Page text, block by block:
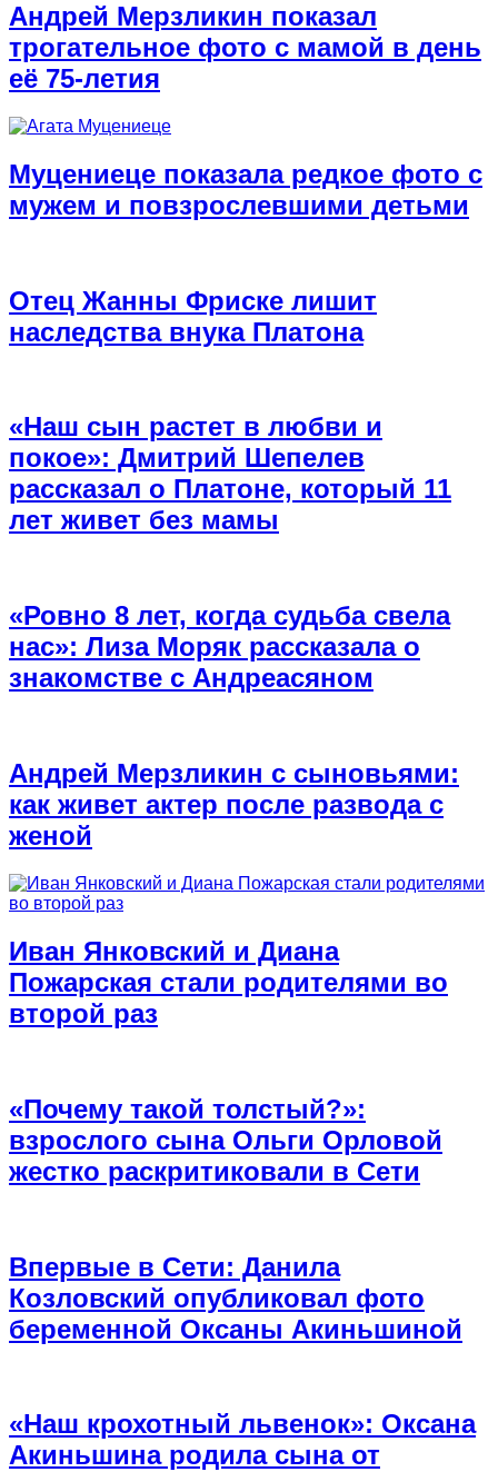
Андрей Мерзликин показал
трогательное фото с мамой в день
её 75-летия
Муцениеце показала редкое фото с
мужем и повзрослевшими детьми
Отец Жанны Фриске лишит
наследства внука Платона
«Наш сын растет в любви и
покое»: Дмитрий Шепелев
рассказал о Платоне, который 11
лет живет без мамы
«Ровно 8 лет, когда судьба свела
нас»: Лиза Моряк рассказала о
знакомстве с Андреасяном
Андрей Мерзликин с сыновьями:
как живет актер после развода с
женой
Иван Янковский и Диана
Пожарская стали родителями во
второй раз
«Почему такой толстый?»:
взрослого сына Ольги Орловой
жестко раскритиковали в Сети
Впервые в Сети: Данила
Козловский опубликовал фото
беременной Оксаны Акиньшиной
«Наш крохотный львенок»: Оксана
Акиньшина родила сына от